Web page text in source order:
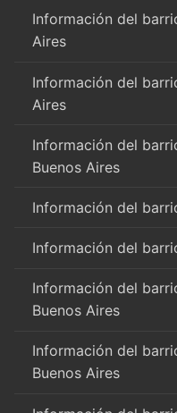
Información del
Aires
Información del
Aires
Información del
Buenos Aires
Información del
Información del
Información del
Buenos Aires
Información del
Buenos Aires